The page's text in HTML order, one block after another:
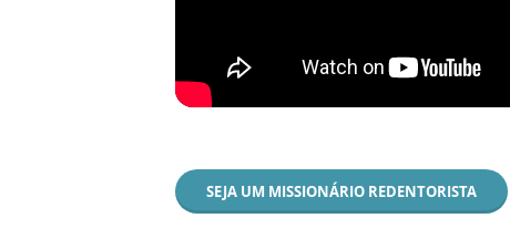
SEJA UM MISSIONÁRIO REDENTORISTA